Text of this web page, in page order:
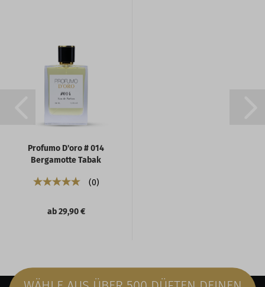
Profumo D'oro # 014
Bergamotte Tabak
0
ab 29,90 €